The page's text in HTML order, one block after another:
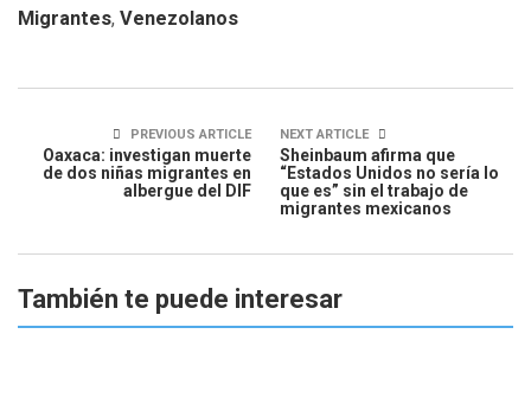
Migrantes, Venezolanos
PREVIOUS ARTICLE
Oaxaca: investigan muerte
de dos niñas migrantes en
albergue del DIF
NEXT ARTICLE
Sheinbaum afirma que
“Estados Unidos no sería lo
que es” sin el trabajo de
migrantes mexicanos
También te puede interesar